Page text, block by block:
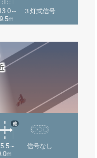
～
３灯式信号
～
他
信号なし